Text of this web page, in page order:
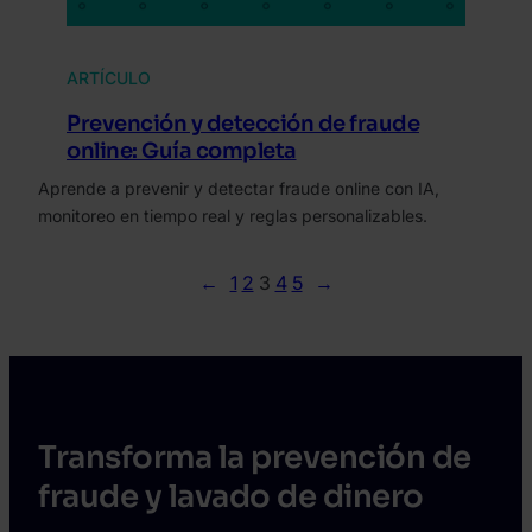
ARTÍCULO
Prevención y detección de fraude
online: Guía completa
Aprende a prevenir y detectar fraude online con IA,
monitoreo en tiempo real y reglas personalizables.
← 1 2 3 4 5 →
Transforma la prevención de
fraude y lavado de dinero